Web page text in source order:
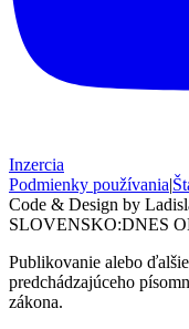
Inzercia
Podmienky používania|
Code & Design by
SLOVENSKO:DNES
Publikovanie alebo
predchádzajúceho
zákona.